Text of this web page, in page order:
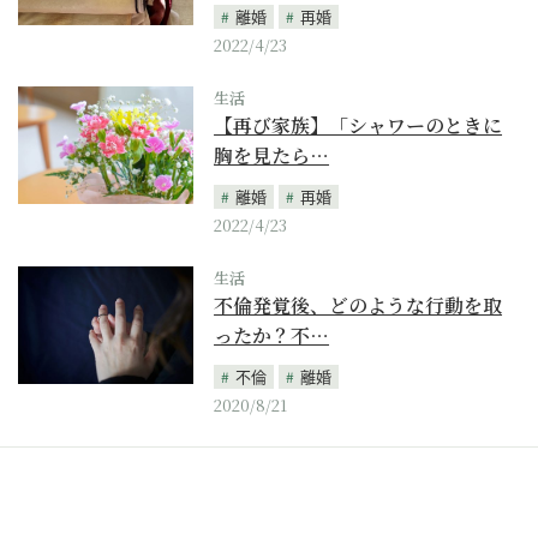
離婚
再婚
2022/4/23
生活
【再び家族】「シャワーのときに
胸を見たら…
離婚
再婚
2022/4/23
生活
不倫発覚後、どのような行動を取
ったか？不…
不倫
離婚
2020/8/21